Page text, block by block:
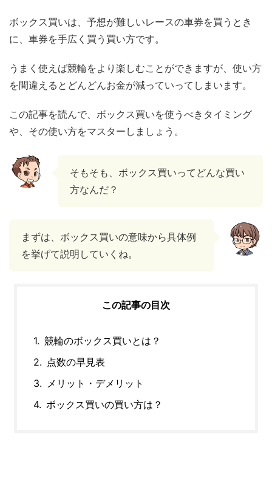
ボックス買いは、予想が難しいレースの車券を買うとき
に、車券を手広く買う買い方です。
うまく使えば競輪をより楽しむことができますが、使い方
を間違えるとどんどんお金が減っていってしまいます。
この記事を読んで、ボックス買いを使うべきタイミング
や、その使い方をマスターしましょう。
そもそも、ボックス買いってどんな買い
方なんだ？
まずは、ボックス買いの意味から具体例
を挙げて説明していくね。
この記事の目次
競輪のボックス買いとは？
点数の早見表
メリット・デメリット
ボックス買いの買い方は？